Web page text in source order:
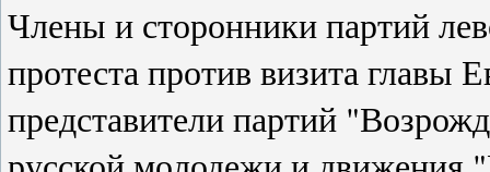
Члены и сторонники партий
протеста против визита главы
представители партий